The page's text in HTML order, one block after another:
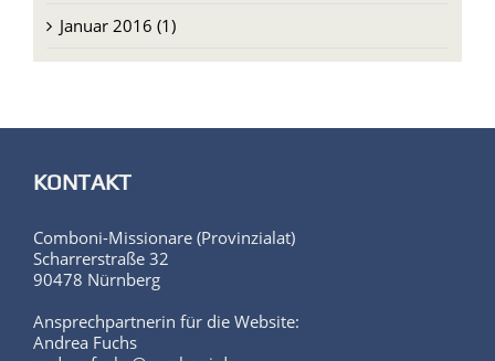
Januar 2016 (1)
KONTAKT
Comboni-Missionare (Provinzialat)
Scharrerstraße 32
90478 Nürnberg
Ansprechpartnerin für die Website:
Andrea Fuchs
andrea.fuchs@comboni.de